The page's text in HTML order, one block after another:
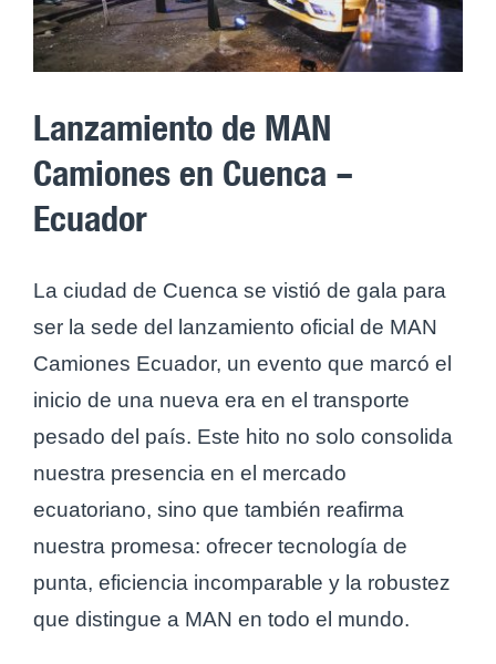
Lanzamiento de MAN
Camiones en Cuenca –
Ecuador
La ciudad de Cuenca se vistió de gala para
ser la sede del lanzamiento oficial de MAN
Camiones Ecuador, un evento que marcó el
inicio de una nueva era en el transporte
pesado del país. Este hito no solo consolida
nuestra presencia en el mercado
ecuatoriano, sino que también reafirma
nuestra promesa: ofrecer tecnología de
punta, eficiencia incomparable y la robustez
que distingue a MAN en todo el mundo.